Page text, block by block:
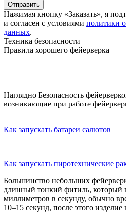
Отправить
Нажимая кнопку «Заказать», я
и согласен с условиями политики
данных.
Техника безопасности
Правила хорошего фейерверка
Наглядно Безопасность
возникающие при работе
Как запускать батареи салютов
Как запускать пиротехнические
Большинство небольших
длинный тонкий фитиль, который
миллиметров в секунду, обычно
10–15 секунд, после этого изделие